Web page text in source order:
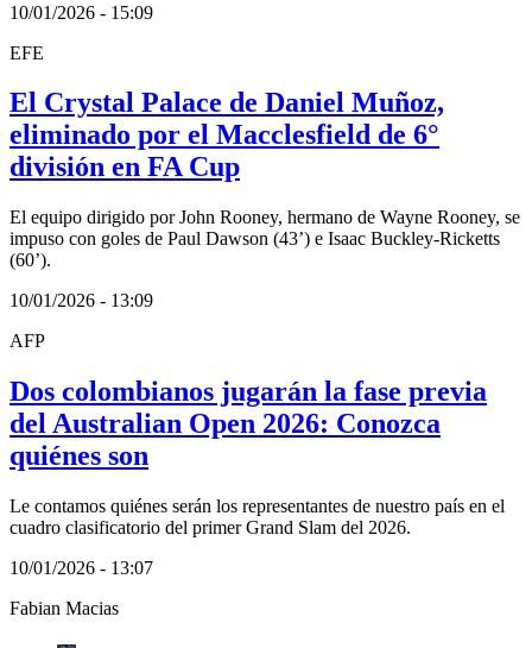
10/01/2026 - 15:09
EFE
El Crystal Palace de Daniel Muñoz,
eliminado por el Macclesfield de 6°
división en FA Cup
El equipo dirigido por John Rooney, hermano de Wayne Rooney, se
impuso con goles de Paul Dawson (43’) e Isaac Buckley-Ricketts
(60’).
10/01/2026 - 13:09
AFP
Dos colombianos jugarán la fase previa
del Australian Open 2026: Conozca
quiénes son
Le contamos quiénes serán los representantes de nuestro país en el
cuadro clasificatorio del primer Grand Slam del 2026.
10/01/2026 - 13:07
Fabian Macias